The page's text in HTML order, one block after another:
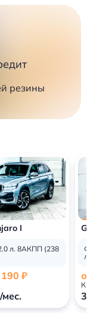
резины
I
л. 8АКПП (238
₽